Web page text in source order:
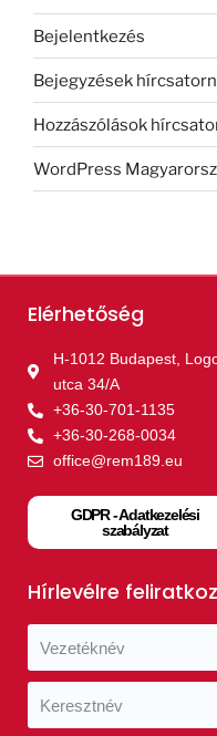
Bejelentkezés
Bejegyzések
Hozzászólások
WordPress
Elérhetőség
H-1012 Budapest,
utca 34/A
+36-30-701-1135
+36-30-268-0034
office@rem189.eu
GDPR - Adatkezelési
szabályzat
Hírlevélre